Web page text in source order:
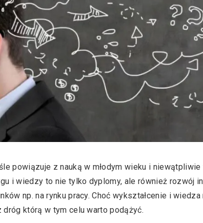
powiązuje z nauką w młodym wieku i
i wiedzy to nie tylko dyplomy, ale również rozwój
np. na rynku pracy. Choć wykształcenie i
którą w tym celu warto podążyć.